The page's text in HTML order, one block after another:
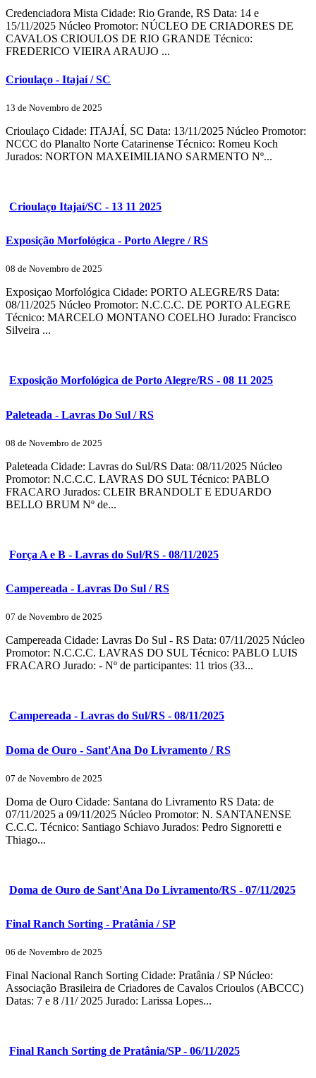
Credenciadora Mista Cidade: Rio Grande, RS Data: 14 e
15/11/2025 Núcleo Promotor: NÚCLEO DE CRIADORES DE
CAVALOS CRIOULOS DE RIO GRANDE Técnico:
FREDERICO VIEIRA ARAUJO ...
Crioulaço - Itajaí / SC
13 de Novembro de 2025
Crioulaço Cidade: ITAJAÍ, SC Data: 13/11/2025 Núcleo Promotor:
NCCC do Planalto Norte Catarinense Técnico: Romeu Koch
Jurados: NORTON MAXEIMILIANO SARMENTO Nº...
Crioulaço Itajaí/SC - 13 11 2025
Exposição Morfológica - Porto Alegre / RS
08 de Novembro de 2025
Exposiçao Morfológica Cidade: PORTO ALEGRE/RS Data:
08/11/2025 Núcleo Promotor: N.C.C.C. DE PORTO ALEGRE
Técnico: MARCELO MONTANO COELHO Jurado: Francisco
Silveira ...
Exposição Morfológica de Porto Alegre/RS - 08 11 2025
Paleteada - Lavras Do Sul / RS
08 de Novembro de 2025
Paleteada Cidade: Lavras do Sul/RS Data: 08/11/2025 Núcleo
Promotor: N.C.C.C. LAVRAS DO SUL Técnico: PABLO
FRACARO Jurados: CLEIR BRANDOLT E EDUARDO
BELLO BRUM Nº de...
Força A e B - Lavras do Sul/RS - 08/11/2025
Campereada - Lavras Do Sul / RS
07 de Novembro de 2025
Campereada Cidade: Lavras Do Sul - RS Data: 07/11/2025 Núcleo
Promotor: N.C.C.C. LAVRAS DO SUL Técnico: PABLO LUIS
FRACARO Jurado: - Nº de participantes: 11 trios (33...
Campereada - Lavras do Sul/RS - 08/11/2025
Doma de Ouro - Sant'Ana Do Livramento / RS
07 de Novembro de 2025
Doma de Ouro Cidade: Santana do Livramento RS Data: de
07/11/2025 a 09/11/2025 Núcleo Promotor: N. SANTANENSE
C.C.C. Técnico: Santiago Schiavo Jurados: Pedro Signoretti e
Thiago...
Doma de Ouro de Sant'Ana Do Livramento/RS - 07/11/2025
Final Ranch Sorting - Pratânia / SP
06 de Novembro de 2025
Final Nacional Ranch Sorting Cidade: Pratânia / SP Núcleo:
Associação Brasileira de Criadores de Cavalos Crioulos (ABCCC)
Datas: 7 e 8 /11/ 2025 Jurado: Larissa Lopes...
Final Ranch Sorting de Pratânia/SP - 06/11/2025